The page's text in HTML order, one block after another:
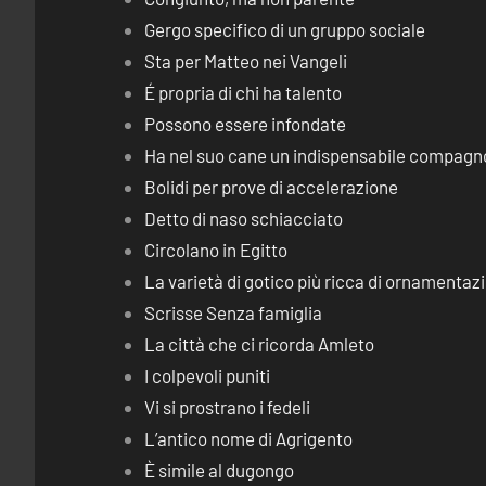
Gergo specifico di un gruppo sociale
Sta per Matteo nei Vangeli
É propria di chi ha talento
Possono essere infondate
Ha nel suo cane un indispensabile
Bolidi per prove di accelerazione
Detto di naso schiacciato
Circolano in Egitto
La varietà di gotico più ricca di
Scrisse Senza famiglia
La città che ci ricorda Amleto
I colpevoli puniti
Vi si prostrano i fedeli
L’antico nome di Agrigento
È simile al dugongo